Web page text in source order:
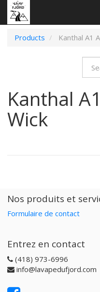
Products
Kanthal A1
Kanthal
Wick
Nos produits et
Formulaire de contact
Entrez en contact
(418) 973-6996
info@lavapedufjord.com